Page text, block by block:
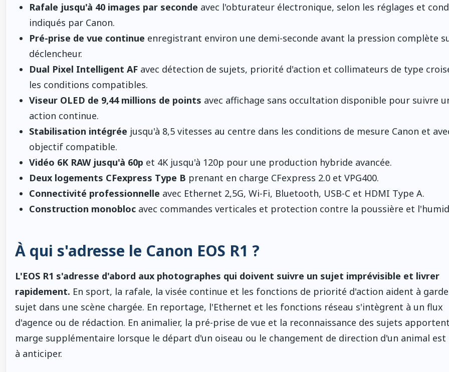
Rafale jusqu'à 40 images par seconde avec l'obturateur électronique, selon les réglages et
indiqués par Canon.
Pré-prise de vue continue enregistrant environ une demi-seconde avant la pression complète
déclencheur.
Dual Pixel Intelligent AFavec détection de sujets, priorité d'action et collimateurs de type
les conditions compatibles.
Viseur OLED de 9,44 millions de points avec affichage sans occultation disponible pour suivre
action continue.
Stabilisation intégrée jusqu'à 8,5 vitesses au centre dans les conditions de mesure Canon et
objectif compatible.
Vidéo 6K RAW jusqu'à 60p et 4K jusqu'à 120p pour une production hybride avancée.
Deux logements CFexpress Type B prenant en charge CFexpress 2.0 et VPG400.
Connectivité professionnelle avec Ethernet 2,5G, Wi-Fi, Bluetooth, USB-C et HDMI Type A.
Construction monoblocavec commandes verticales et protection contre la poussière et
À qui s'adresse le Canon EOS R1 ?
L'EOS R1 s'adresse d'abord aux photographes qui doivent suivre un sujet imprévisible et livrer
rapidement. En sport, la rafale, la visée continue et les fonctions de priorité d'action aident à
sujet dans une scène chargée. En reportage, l'Ethernet et les fonctions réseau s'intègrent à un flux
d'agence ou de rédaction. En animalier, la pré-prise de vue et la reconnaissance des sujets
marge supplémentaire lorsque le départ d'un oiseau ou le changement de direction d'un animal
à anticiper.